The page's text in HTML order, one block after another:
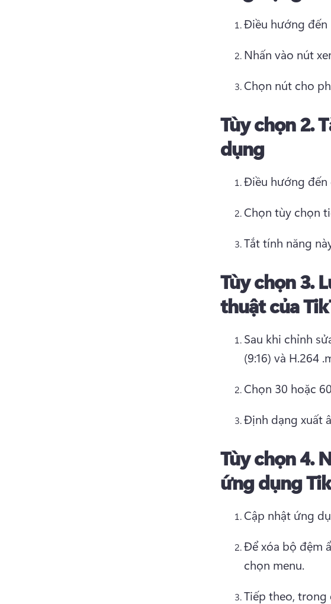
Điều hướng đến
Nhấn vào nút
Chọn nút cho
Tùy chọn 2.
dụng
Chọn tùy chọn
Tắt tính năng
Tùy chọn 3.
thuật của
Sau khi chỉnh
(9:16) và H.264
Chọn 30 hoặc
Định dạng xuất
Tùy chọn 4.
ứng dụng
Cập nhật ứng
Để xóa bộ đệm
chọn menu.
Tiếp theo, trong